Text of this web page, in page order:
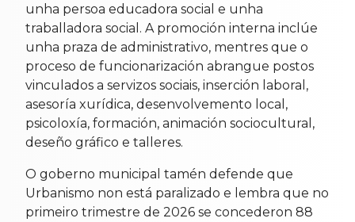
unha persoa educadora social e unha
traballadora social. A promoción interna inclúe
unha praza de administrativo, mentres que o
proceso de funcionarización abrangue postos
vinculados a servizos sociais, inserción laboral,
asesoría xurídica, desenvolvemento local,
psicoloxía, formación, animación sociocultural,
deseño gráfico e talleres.
O goberno municipal tamén defende que
Urbanismo non está paralizado e lembra que no
primeiro trimestre de 2026 se concederon 88